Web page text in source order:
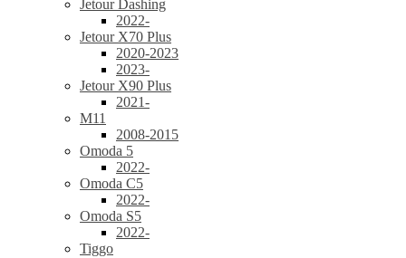
Jetour Dashing
2022-
Jetour X70 Plus
2020-2023
2023-
Jetour X90 Plus
2021-
M11
2008-2015
Omoda 5
2022-
Omoda C5
2022-
Omoda S5
2022-
Tiggo